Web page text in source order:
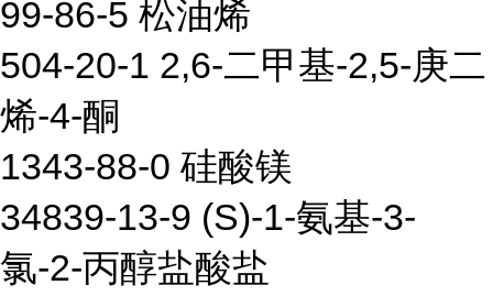
99-86-5 松油烯
504-20-1 2,6-二甲基-2,5-庚二
烯-4-酮
1343-88-0 硅酸镁
34839-13-9 (S)-1-氨基-3-
氯-2-丙醇盐酸盐